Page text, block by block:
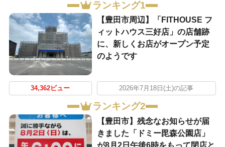
ランキング1
【豊田市周辺】「FITHOUSE フ
ィットハウス三好店」の店舗跡
に、新しくお店がオープン予定
のようです
34,362ビュー 2026年7月18日(土)の記事
ランキング2
【豊田市】残念なお知らせが届
きました「ドミー毘森公園店」
が8月2日午後6時をもって閉店と